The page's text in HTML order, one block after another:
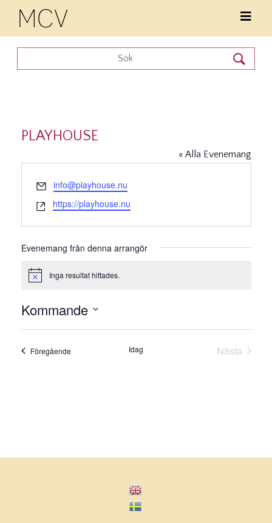
PLAYHOUSE
« Alla Evenemang
Email
info@playhouse.nu
Website
https://playhouse.nu
Evenemang från denna arrangör
Notis Inga resultat hittades.
Kommande
Välj
FöregåendeEvenemang Idag
Nästa